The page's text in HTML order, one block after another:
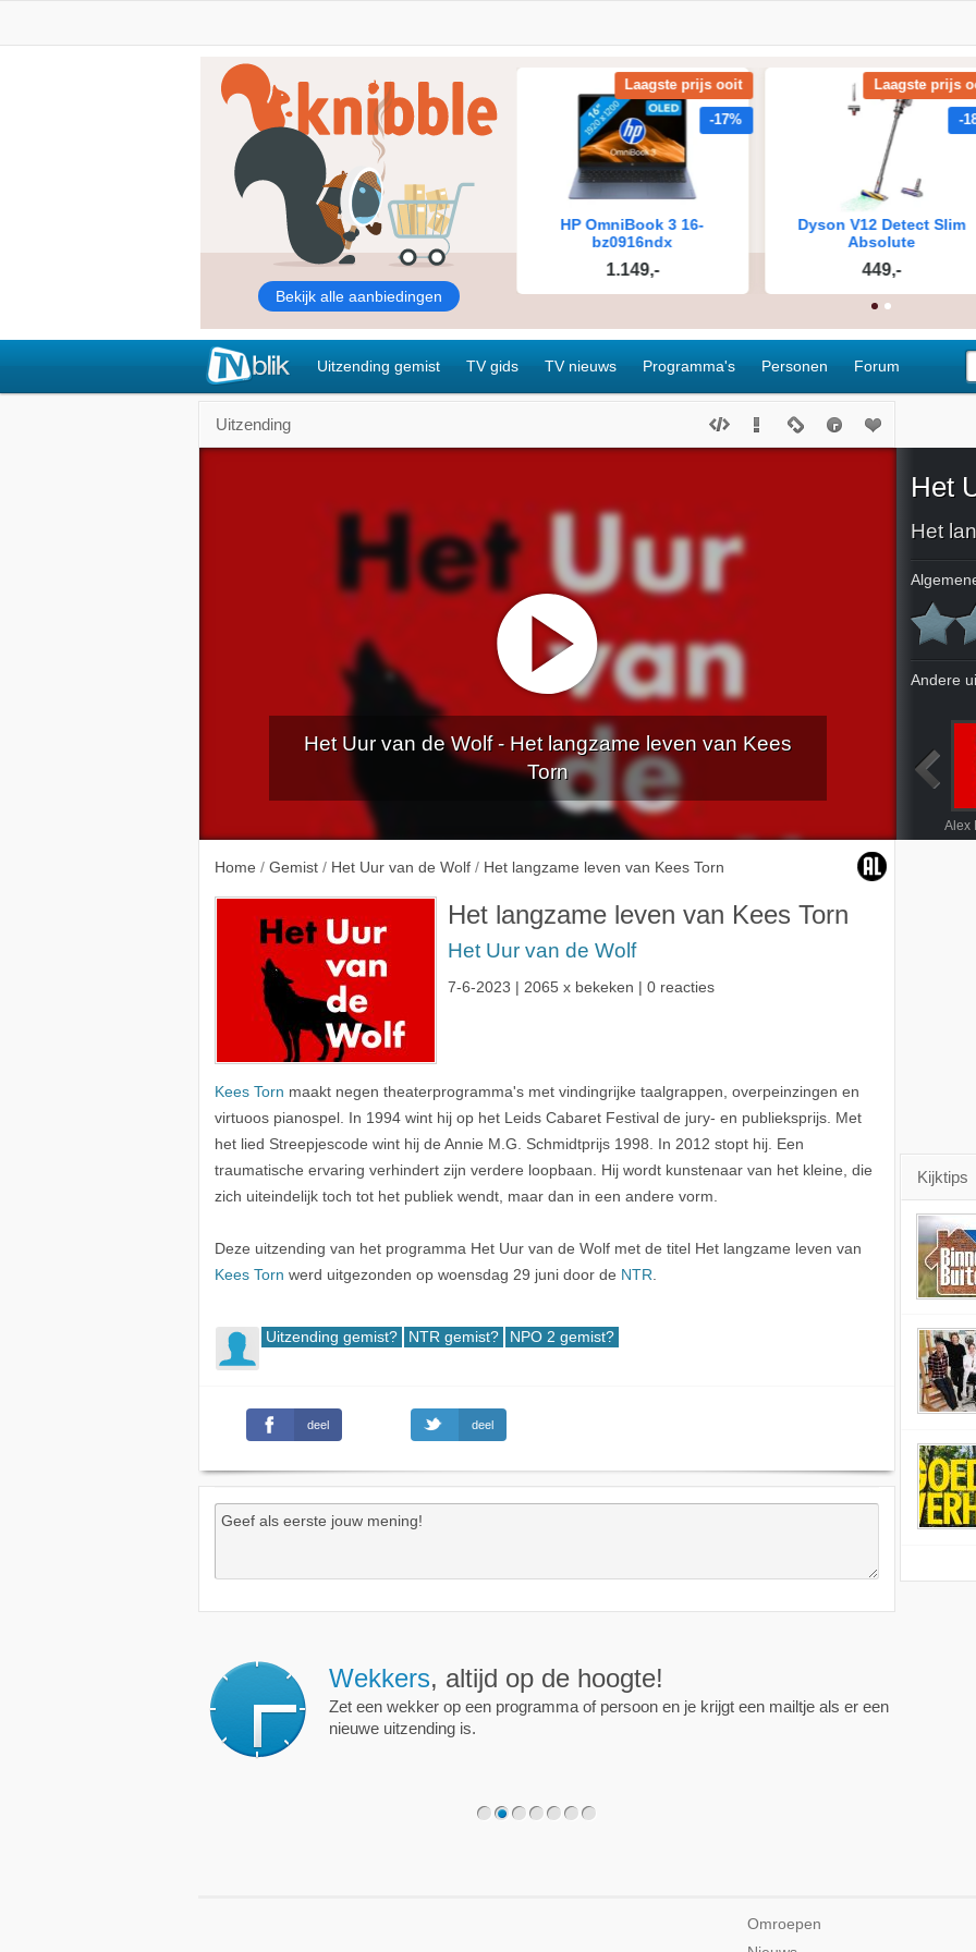
Uitzending gemist TV gids TV nieuws Programma's Personen Forum
Uitzending
Het Uur van de Wolf - Het langzame leven van Kees
Torn
Home / Gemist / Het Uur van de Wolf / Het langzame leven van Kees Torn
Het langzame leven van Kees Torn
Het Uur van de Wolf
7-6-2023 | 2065 x bekeken | 0 reacties
Kees Torn maakt negen theaterprogramma's met vindingrijke taalgrappen, overpeinzingen en
virtuoos pianospel. In 1994 wint hij op het Leids Cabaret Festival de jury- en publieksprijs. Met
het lied Streepjescode wint hij de Annie M.G. Schmidtprijs 1998. In 2012 stopt hij. Een
traumatische ervaring verhindert zijn verdere loopbaan. Hij wordt kunstenaar van het kleine, die
zich uiteindelijk toch tot het publiek wendt, maar dan in een andere vorm.
Deze uitzending van het programma Het Uur van de Wolf met de titel Het langzame leven van
Kees Torn werd uitgezonden op woensdag 29 juni door de NTR
Uitzending gemist? NTR gemist? NPO 2 gemist?
deel deel
Het
Het
Andere
Kijktips
Wekkers, altijd op de hoogte!
Zet een wekker op een programma of persoon en je krijgt een mailtje als er een
nieuwe uitzending is.
Omroepen